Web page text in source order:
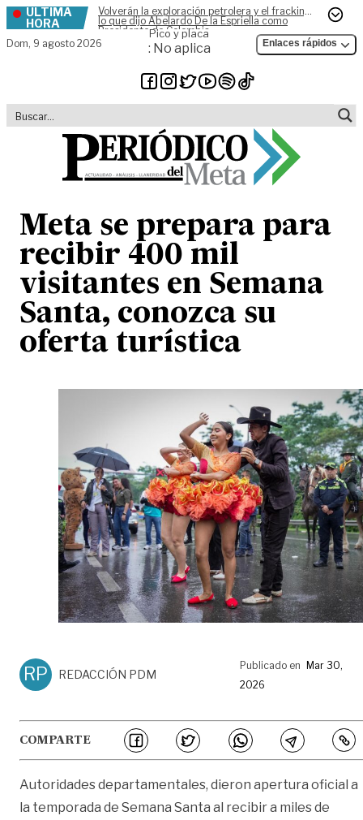
Skip to content
ÚLTIMA
HORA
Volverán la exploración petrolera y el fracking,
lo que dijo Abelardo De la Espriella como
Presidente de Colombia
Dom, 9 agosto 2026
Pico y placa
: No aplica Enlaces rápidos
Meta se prepara para
recibir 400 mil
visitantes en Semana
Santa, conozca su
oferta turística
RP REDACCIÓN PDM
Publicado en Mar 30,
2026
COMPARTE
Autoridades departamentales, dieron apertura oficial a
la temporada de Semana Santa al recibir a miles de